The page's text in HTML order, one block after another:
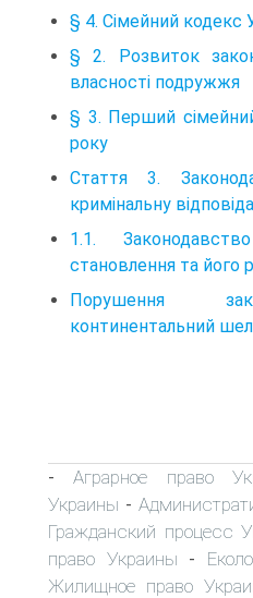
§ 4. Сімейний кодекс
§ 2. Розвиток
власності подружжя
§ 3. Перший
року
Стаття 3.
кримінальну
1.1.
становлення та його
Порушення
континентальний
-Аграрное право
Украины -
Гражданский процесс
право Украины -
Жилищное право